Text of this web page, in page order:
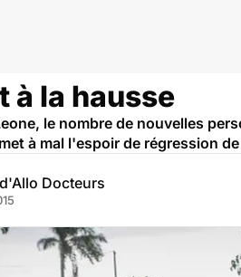
à la hausse
le nombre de nouvelles
à mal l'espoir de régression
Docteurs